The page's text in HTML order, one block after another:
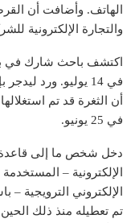
الهاتف. وأضافت أن
والتجارة الإلكترونية
اكتشف باحث شارك في
في 14 يوليو. ورد
أن الثغرة قد تم
في 25 يونيو.
دخل شخص ما إلى قاعدة
الإلكترونية –
الإلكتروني الترويجية
تم تعطيله منذ ذلك